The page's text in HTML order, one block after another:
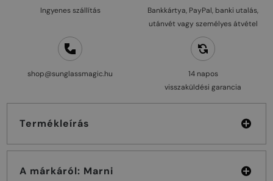
Ingyenes szállítás
Bankkártya, PayPal, banki utalás,
utánvét vagy személyes átvétel
shop@sunglassmagic.hu
14 napos
visszaküldési garancia
Termékleírás
A márkáról: Marni